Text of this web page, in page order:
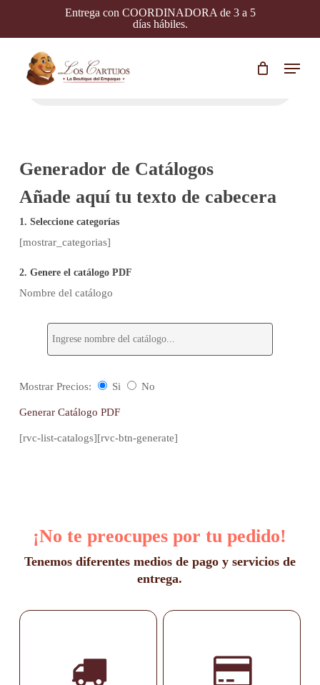
Entrega con COORDINADORA de 3 a 5
días hábiles.
Menu
Búsqueda
de
Generador de Catálogos
Añade aquí tu texto de cabecera
1. Seleccione categorías
[mostrar_categorias]
2. Genere el catálogo PDF
Nombre del catálogo
Mostrar Precios: Si No
Generar Catálogo PDF
[rvc-list-catalogs][rvc-btn-generate]
¡No te preocupes por tu pedido!
Tenemos diferentes medios de pago y servicios de
entrega.